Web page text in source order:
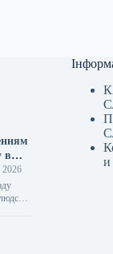
в
и